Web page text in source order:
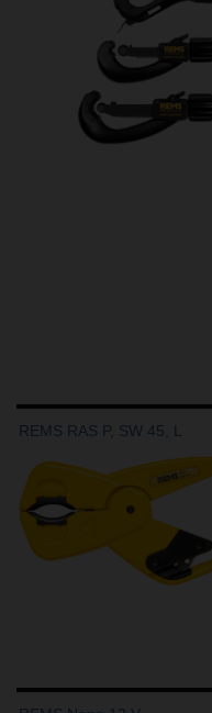
REMS RAS P, SW 45, L